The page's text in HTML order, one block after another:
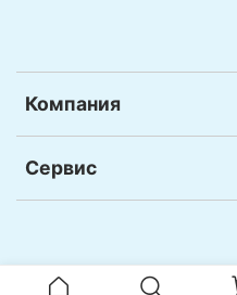
Компания
Сервис